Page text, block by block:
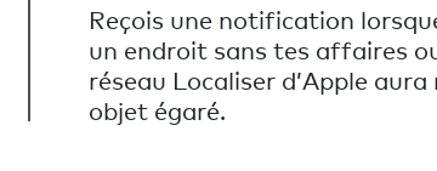
Reçois une notification
un endroit sans tes affaires
réseau Localiser d’Apple
objet égaré.